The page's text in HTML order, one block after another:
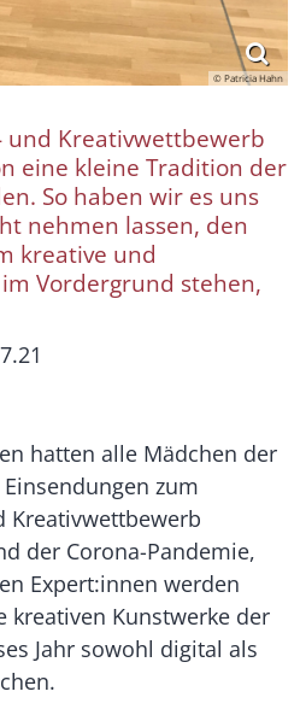
© Patricia Hahn
und Kreativwettbewerb
eine kleine Tradition der
So haben wir es uns
nehmen lassen, den
kreative und
Vordergrund stehen,
hatten alle Mädchen der
zum
Kreativwettbewerb
der Corona-Pandemie,
Expert:innen werden
kreativen Kunstwerke der
Jahr sowohl digital als